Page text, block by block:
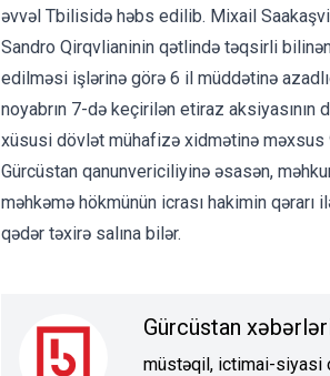
əvvəl Tbilisidə həbs edilib. Mixail
Sandro Qirqvlianinin qətlində təqsirli
edilməsi işlərinə görə 6 il müddətinə
noyabrın 7-də keçirilən etiraz aksiyasının
xüsusi dövlət mühafizə xidmətinə
Gürcüstan qanunvericiliyinə əsasən,
məhkəmə hökmünün icrası hakimin
qədər təxirə salına bilər.
Gürcüstan
müstəqil, ictimai-siyasi